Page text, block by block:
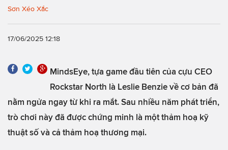
Sơn Xéo Xắc
17/06/2025 12:18
MindsEye, tựa game đầu tiên của cựu CEO
Rockstar North là Leslie Benzie về cơ bản đã
nằm ngửa ngay từ khi ra mắt. Sau nhiều năm phát triển,
trò chơi này đã được chứng minh là một thảm hoạ kỹ
thuật số và cả thảm hoạ thương mại.